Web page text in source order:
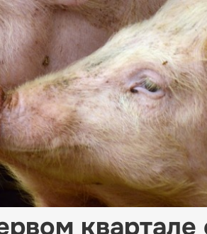
квартале